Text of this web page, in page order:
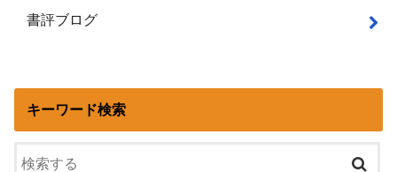
書評ブログ
キーワード検索